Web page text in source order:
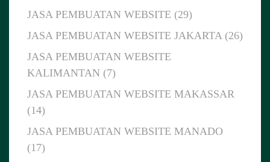
JASA PEMBUATAN WEBSITE (29)
JASA PEMBUATAN WEBSITE JAKARTA (26)
JASA PEMBUATAN WEBSITE
KALIMANTAN (7)
JASA PEMBUATAN WEBSITE MAKASSAR
(14)
JASA PEMBUATAN WEBSITE MANADO
(17)